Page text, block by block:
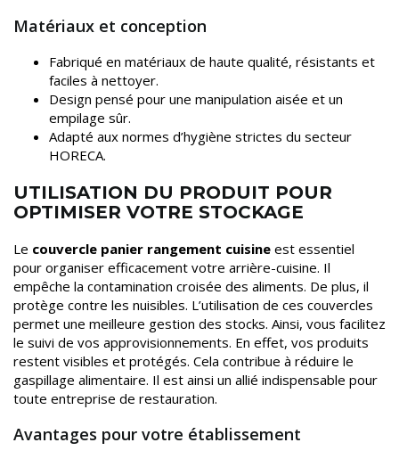
Matériaux et conception
Fabriqué en matériaux de haute qualité, résistants et
faciles à nettoyer.
Design pensé pour une manipulation aisée et un
empilage sûr.
Adapté aux normes d’hygiène strictes du secteur
HORECA.
UTILISATION DU PRODUIT POUR
OPTIMISER VOTRE STOCKAGE
Le couvercle panier rangement cuisine est essentiel
pour organiser efficacement votre arrière-cuisine. Il
empêche la contamination croisée des aliments. De plus, il
protège contre les nuisibles. L’utilisation de ces couvercles
permet une meilleure gestion des stocks. Ainsi, vous facilitez
le suivi de vos approvisionnements. En effet, vos produits
restent visibles et protégés. Cela contribue à réduire le
gaspillage alimentaire. Il est ainsi un allié indispensable pour
toute entreprise de restauration.
Avantages pour votre établissement